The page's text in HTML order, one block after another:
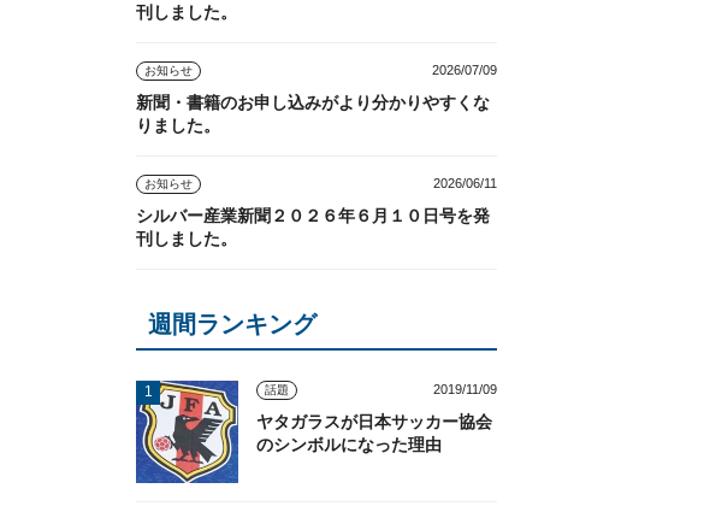
刊しました。
お知らせ 2026/07/09
新聞・書籍のお申し込みがより分かりやすくな
りました。
お知らせ 2026/06/11
シルバー産業新聞２０２６年６月１０日号を発
刊しました。
週間ランキング
話題 2019/11/09
ヤタガラスが日本サッカー協会
のシンボルになった理由